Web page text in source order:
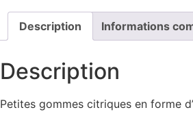
Description Informations
Description
Petites gommes citriques en forme